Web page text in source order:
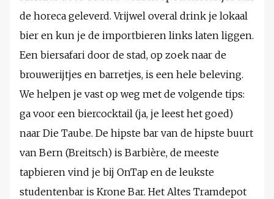
de horeca geleverd. Vrijwel overal drink je lokaal
bier en kun je de importbieren links laten liggen.
Een biersafari door de stad, op zoek naar de
brouwerijtjes en barretjes, is een hele beleving.
We helpen je vast op weg met de volgende tips:
ga voor een biercocktail (ja, je leest het goed)
naar Die Taube. De hipste bar van de hipste buurt
van Bern (Breitsch) is Barbière, de meeste
tapbieren vind je bij OnTap en de leukste
studentenbar is Krone Bar. Het Altes Tramdepot